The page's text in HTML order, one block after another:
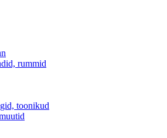
rummid
toonikud